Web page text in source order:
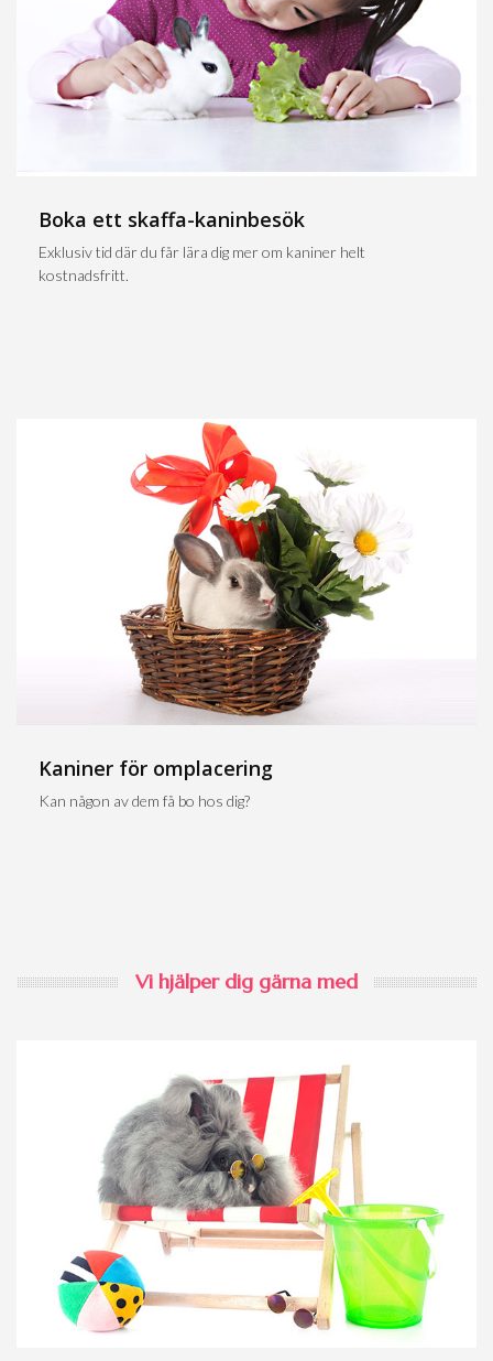
Boka ett skaffa-kaninbesök
Exklusiv tid där du får lära dig mer om kaniner helt
kostnadsfritt.
Kaniner för omplacering
Kan någon av dem få bo hos dig?
Vi hjälper dig gärna med